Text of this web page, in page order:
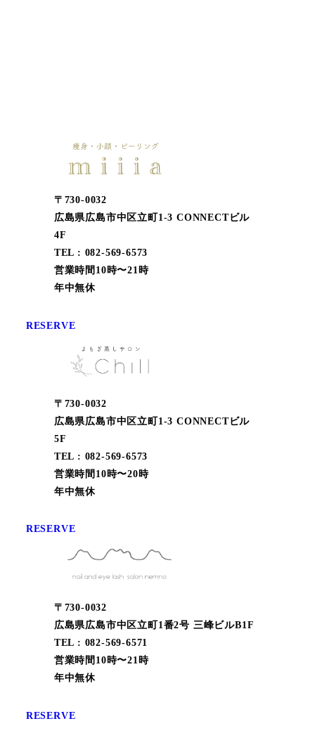
〒730-0032
広島県広島市中区立町1-3 CONNECTビル
4F
TEL : 082-569-6573
営業時間10時〜21時
年中無休
RESERVE
〒730-0032
広島県広島市中区立町1-3 CONNECTビル
5F
TEL : 082-569-6573
営業時間10時〜20時
年中無休
RESERVE
〒730-0032
広島県広島市中区立町1番2号 三峰ビルB1F
TEL : 082-569-6571
営業時間10時〜21時
年中無休
RESERVE